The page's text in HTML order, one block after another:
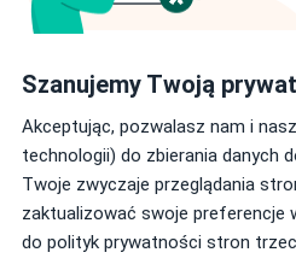
opinii
100 zł
Szanujemy Twoją
Akceptując, pozwalasz nam i
technologii) do zbierania danych
Twoje zwyczaje przeglądania
zaktualizować swoje preferencje
do polityk prywatności stron